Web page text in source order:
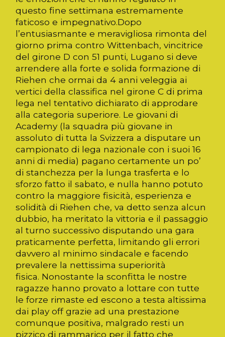
questo fine settimana estremamente
faticoso e impegnativo.Dopo
l’entusiasmante e meravigliosa rimonta del
giorno prima contro Wittenbach, vincitrice
del girone D con 51 punti, Lugano si deve
arrendere alla forte e solida formazione di
Riehen che ormai da 4 anni veleggia ai
vertici della classifica nel girone C di prima
lega nel tentativo dichiarato di approdare
alla categoria superiore. Le giovani di
Academy (la squadra più giovane in
assoluto di tutta la Svizzera a disputare un
campionato di lega nazionale con i suoi 16
anni di media) pagano certamente un po’
di stanchezza per la lunga trasferta e lo
sforzo fatto il sabato, e nulla hanno potuto
contro la maggiore fisicità, esperienza e
solidità di Riehen che, va detto senza alcun
dubbio, ha meritato la vittoria e il passaggio
al turno successivo disputando una gara
praticamente perfetta, limitando gli errori
davvero al minimo sindacale e facendo
prevalere la nettissima superiorità
fisica. Nonostante la sconfitta le nostre
ragazze hanno provato a lottare con tutte
le forze rimaste ed escono a testa altissima
dai play off grazie ad una prestazione
comunque positiva, malgrado resti un
pizzico di rammarico per il fatto che